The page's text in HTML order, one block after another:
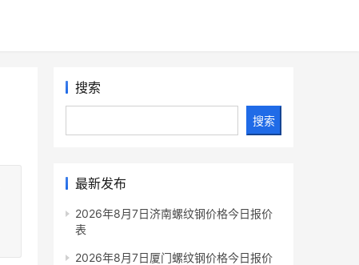
搜索
搜索
最新发布
2026年8月7日济南螺纹钢价格今日报价
表
2026年8月7日厦门螺纹钢价格今日报价